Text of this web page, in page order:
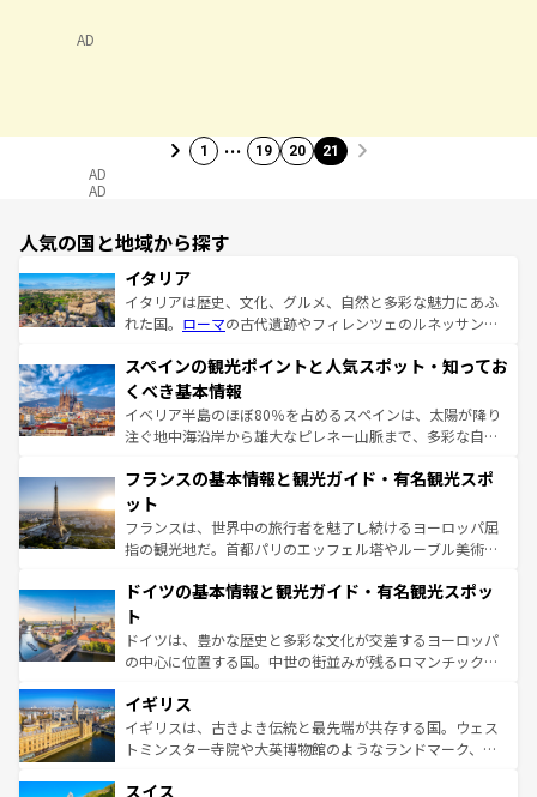
AD
1 … 19 20 21
AD
AD
人気の国と地域から探す
イタリア
イタリアは歴史、文化、グルメ、自然と多彩な魅力にあふ
れた国。 ローマの古代遺跡やフィレンツェのルネッサンス
ろん、トスカーナの美しい田園風景やアマルフィ海岸の絶
景など、自然景観も見逃せない。観光の合間には、本場の
ピザやパスタなど、絶品のイタリア料理を堪能することも
できる。朝目覚めてから夜眠るまで、すべての瞬間を楽し
なお、新着のイタリア情報はコンテンツ一覧を参照してほ
しい。
スペインの観光ポイントと人気スポット・知ってお
くべき基本情報
イベリア半島のほぼ80％を占めるスペインは、太陽が降り
注ぐ地中海沿岸から雄大なピレネー山脈まで、多彩な自然
文化が根付くこの国では、情熱的なフラメンコ、熱気あふ
れる闘牛、そして美味しいタパスが生活の一部となってい
る。首都マドリードの洗練された雰囲気や、バルセロナの
アートに溢れた街角から、地方では古代ローマ遺跡や中世
せる。地方によって風土や気候が異なるスペインはその個
ンテンツ一覧 を参照してほしい。
フランスの基本情報と観光ガイド・有名観光スポ
ット
フランスは、世界中の旅行者を魅了し続けるヨーロッパ屈
指の観光地だ。首都パリのエッフェル塔やルーブル美術館
で、幅広い魅力が詰まっている。華麗な宮殿、歴史的な大
聖堂、美しいビーチ、そして豊かな自然が、訪れる者を心
から魅了する。また、フランスは美食の国としても知ら
れ、フランス料理はユネスコ無形文化遺産にも登録されて
香り高いラベンダー畑など、多彩な楽しみ方が可能だ。さ
らに、パリ以外の地域にも魅力が溢れており、どの街角に
も豊かな歴史と文化が息づいている。パリ以外の個性あふ
ドイツの基本情報と観光ガイド・有名観光スポッ
ト
ドイツは、豊かな歴史と多彩な文化が交差するヨーロッパ
の中心に位置する国。中世の街並みが残るロマンチック街
顔を持つこの国は、どこを歩いても飽きることがない。ベ
ルリンの文化的活気、バイエルン州のアルプスの絶景、そ
してライン川沿いのワイン畑といった風景は必見。ビール
は、お酒好きな人にはぜひ体験してほしい。 なお、新着の
イギリス
イギリスは、古きよき伝統と最先端が共存する国。ウェス
トミンスター寺院や大英博物館のようなランドマーク、歴
リアごとに異なる魅力がある。また、優雅なアフタヌーン
スイス